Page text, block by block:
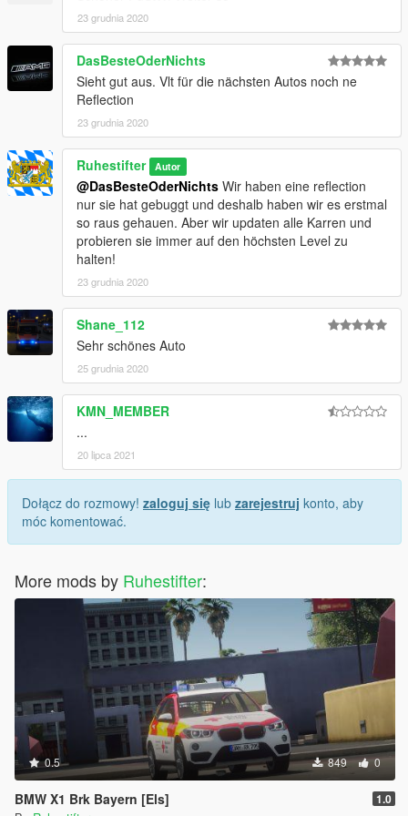
möchtest, dann schreibe uns bitte auf Discord an.
23 grudnia 2020
DasBesteOderNichts
Sieht gut aus. Vlt für die nächsten Autos noch ne
Reflection
23 grudnia 2020
Ruhestifter Autor
@DasBesteOderNichts Wir haben eine reflection
nur sie hat gebuggt und deshalb haben wir es erstmal
so raus gehauen. Aber wir updaten alle Karren und
probieren sie immer auf den höchsten Level zu
halten!
23 grudnia 2020
Shane_112
Sehr schönes Auto
25 grudnia 2020
KMN_MEMBER
...
20 lipca 2021
Dołącz do rozmowy! zaloguj się lub zarejestruj konto, aby
móc komentować.
More mods by Ruhestifter:
0.5 849 0
BMW X1 Brk Bayern [Els] 1.0